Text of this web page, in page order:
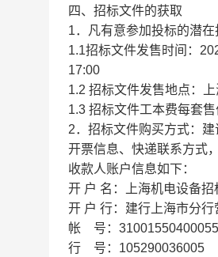
四、招标文件的获取
1．凡有意参加投标的潜
1.1招标文件发售时间：
17:00
1.2 招标文件发售地点：
1.3 招标文件工本费每套售
2．招标文件购买方式：
开票信息、快递联系方式
收款人账户信息如下：
开 户 名：上海机电设备招
开 户 行：建行上海市分行
帐 号：
行 号：105290036005